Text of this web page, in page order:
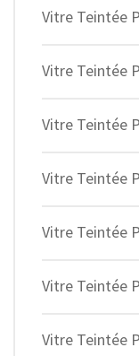
Vitre Teintée
Vitre Teintée
Vitre Teintée
Vitre Teintée
Vitre Teintée
Vitre Teintée
Vitre Teintée